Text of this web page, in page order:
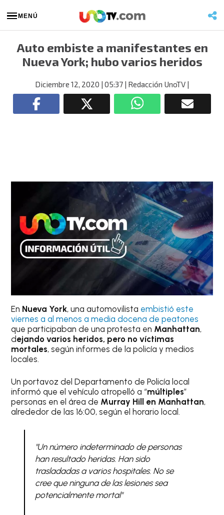
MENÚ
Auto embiste a manifestantes en
Nueva York; hubo varios heridos
Diciembre 12, 2020 | 05:37 | Redacción UnoTV |
En Nueva York, una automovilista embistió este
viernes a al menos a media docena de peatones
que participaban de una protesta en Manhattan,
dejando varios heridos, pero no víctimas
mortales, según informes de la policía y medios
locales.
Un portavoz del Departamento de Policía local
informó que el vehículo atropelló a “múltiples”
personas en el área de Murray Hill en Manhattan,
alrededor de las 16:00, según el horario local.
"Un número indeterminado de personas
han resultado heridas. Han sido
trasladadas a varios hospitales. No se
cree que ninguna de las lesiones sea
potencialmente mortal"